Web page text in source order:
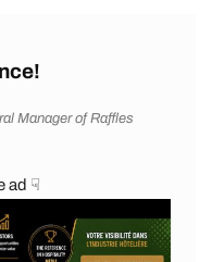
Manager of Raffles
ad ☟